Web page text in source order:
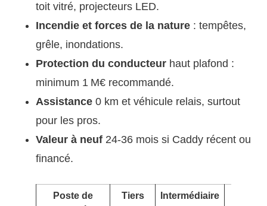
toit vitré, projecteurs LED.
Incendie et forces de la nature : tempêtes,
grêle, inondations.
Protection du conducteur haut plafond :
minimum 1 M€ recommandé.
Assistance 0 km et véhicule relais, surtout
pour les pros.
Valeur à neuf 24-36 mois si Caddy récent ou
financé.
Poste de
Tiers Intermédiaire